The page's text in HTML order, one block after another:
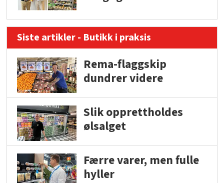
Siste artikler - Butikk i praksis
Rema-flaggskip
dundrer videre
Slik opprettholdes
ølsalget
Færre varer, men fulle
hyller